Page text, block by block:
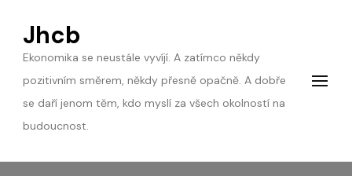
Jhcb
Ekonomika se neustále vyvíjí. A zatímco někdy
pozitivním směrem, někdy přesně opačně. A dobře
se daří jenom těm, kdo myslí za všech okolností na
budoucnost.